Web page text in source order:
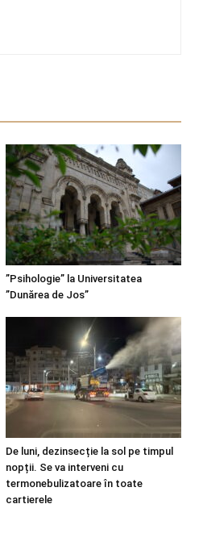
”Psihologie” la Universitatea
”Dunărea de Jos”
De luni, dezinsecție la sol pe timpul
nopții. Se va interveni cu
termonebulizatoare în toate
cartierele